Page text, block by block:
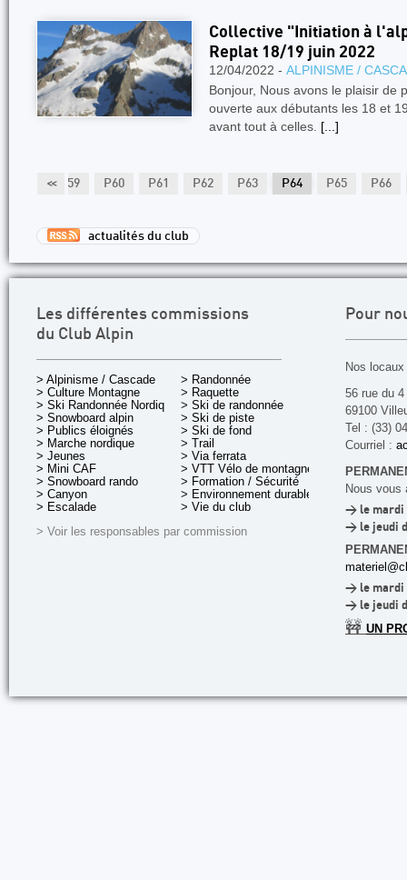
Collective "Initiation à
Replat 18/19 juin 2022
12/04/2022 - ALPINISME /
Bonjour, Nous avons le plaisir de
ouverte aux débutants les 18 et
avant tout à celles. [...]
<< P59 P60 P61 P62 P63 P64 P65 P66
actualités du club
Les différentes commissions
du Club Alpin
> Alpinisme / Cascade
> Culture Montagne
> Ski Randonnée Nordique
> Snowboard alpin
> Publics éloignés
> Marche nordique
> Jeunes
> Mini CAF
> Snowboard rando
> Canyon
> Escalade
> Randonnée
> Raquette
> Ski de randonnée
> Ski de piste
> Ski de fond
> Trail
> Via ferrata
> VTT Vélo de montagne
> Formation / Sécurité
> Environnement durable
> Vie du club
> Voir les responsables par commission
Pour
Nos
56 rue du
69100
Tel : (33)
Courriel :
Nous vous
> le mardi
> le jeudi
> le mardi
> le jeudi
🚧 UN